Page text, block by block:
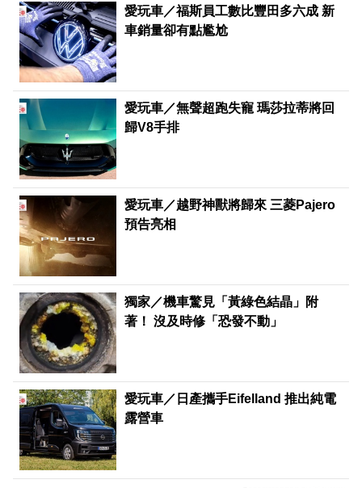
愛玩車／福斯員工數比豐田多六成 新
車銷量卻有點尷尬
愛玩車／無聲超跑失寵 瑪莎拉蒂將回
歸V8手排
愛玩車／越野神獸將歸來 三菱Pajero
預告亮相
獨家／機車驚見「黃綠色結晶」附
著！ 沒及時修「恐發不動」
愛玩車／日產攜手Eifelland 推出純電
露營車